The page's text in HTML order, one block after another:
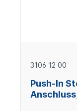
3106 12 00
Push-In